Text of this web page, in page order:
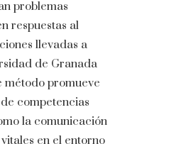
problemas
respuestas al
llevadas a
de Granada
método promueve
competencias
la comunicación
en el entorno